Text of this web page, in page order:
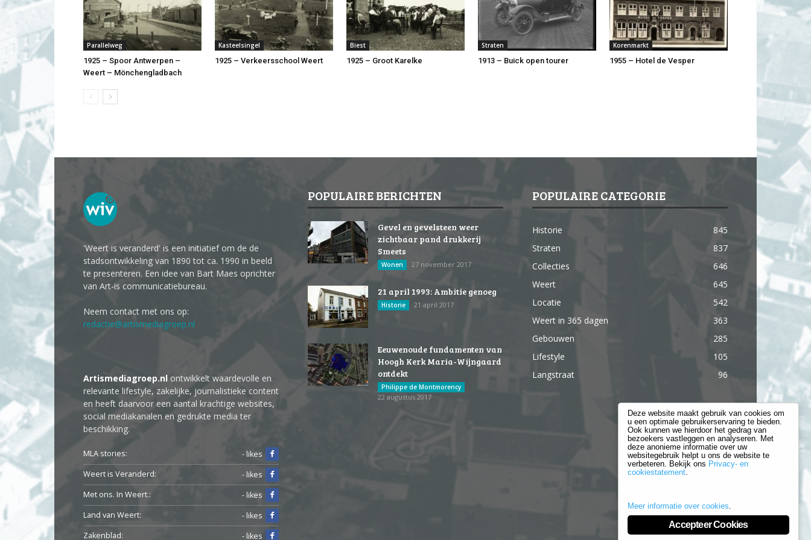
Parallelweg
1925 – Spoor Antwerpen –
Weert – Mönchengladbach
Kasteelsingel
1925 – Verkeersschool Weert
Biest
1925 – Groot Karelke
Straten
1913 – Buick open tourer
Korenmarkt
1955 – Hotel de Vesper
'Weert is veranderd' is een initiatief om de de
stadsontwikkeling van 1890 tot ca. 1990 in beeld
te presenteren. Een idee van Bart Maes oprichter
van Art-is communicatiebureau.
Neem contact met ons op:
redactie@artismediagroep.nl
Artismediagroep.nl ontwikkelt waardevolle en
relevante lifestyle, zakelijke, journalistieke content
en heeft daarvoor een aantal krachtige websites,
social mediakanalen en gedrukte media ter
beschikking.
MLA stories:
- likes
Weert is Veranderd:
- likes
Met ons. In Weert.:
- likes
Land van Weert:
- likes
Zakenblad:
- likes
POPULAIRE BERICHTEN
Gevel en gevelsteen weer
zichtbaar pand drukkerij
Smeets
Wonen 27 november 2017
21 april 1993: Ambitie genoeg
Historie 21 april 2017
Eeuwenoude fundamenten van
Hoogh Kerk Maria-Wijngaard
ontdekt
Philippe de Montmorency
22 augustus 2017
POPULAIRE CATEGORIE
Historie
845
Straten
837
Collecties
646
Weert
645
Locatie
542
Weert in 365 dagen
363
Gebouwen
285
Lifestyle
105
Langstraat
96
Deze website maakt gebruik van cookies om
u een optimale gebruikerservaring te bieden.
Ook kunnen we hierdoor het gedrag van
bezoekers vastleggen en analyseren. Met
deze anonieme informatie over uw
websitegebruik helpt u ons de website te
verbeteren. Bekijk ons Privacy- en
cookiestatement.
Meer informatie over cookies.
Accepteer Cookies